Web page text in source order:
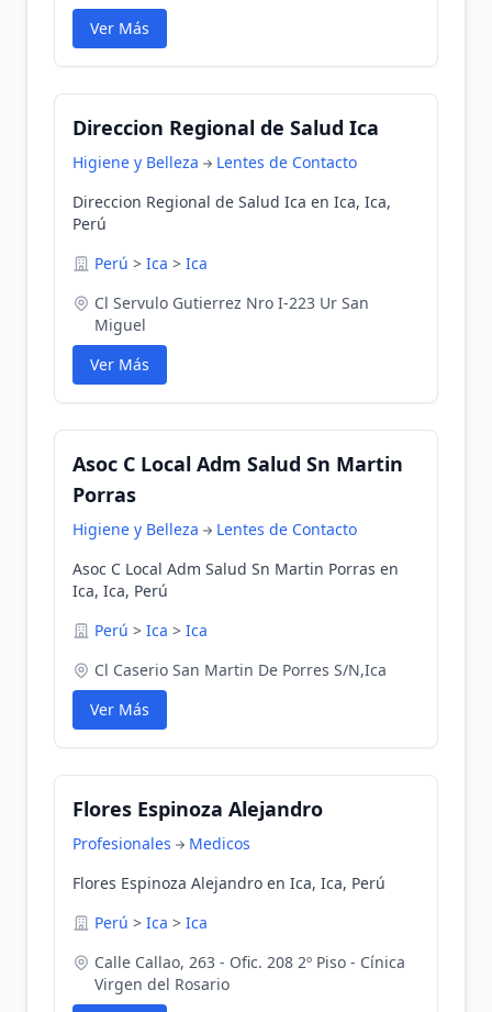
Ver Más
Direccion Regional de Salud Ica
Higiene y Belleza
Lentes de Contacto
Direccion Regional de Salud Ica en Ica, Ica,
Perú
Perú > Ica > Ica
Cl Servulo Gutierrez Nro I-223 Ur San
Miguel
Ver Más
Asoc C Local Adm Salud Sn Martin
Porras
Higiene y Belleza
Lentes de Contacto
Asoc C Local Adm Salud Sn Martin Porras en
Ica, Ica, Perú
Perú > Ica > Ica
Cl Caserio San Martin De Porres S/N,Ica
Ver Más
Flores Espinoza Alejandro
Profesionales
Medicos
Flores Espinoza Alejandro en Ica, Ica, Perú
Perú > Ica > Ica
Calle Callao, 263 - Ofic. 208 2º Piso - Cínica
Virgen del Rosario